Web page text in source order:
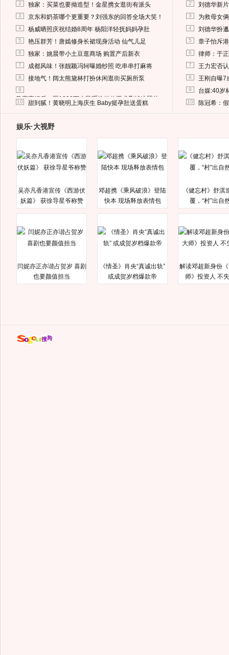
2 独家：买菜也要拗造型！金星携女逛街有派头
3 京东和奶茶哪个更重要？刘强东的回答全场大笑！
4 杨威晒照庆祝结婚8周年 杨阳洋轻抚妈妈孕肚
5 艳压群芳！唐嫣修身长裙现身活动 仙气儿足
6 独家：姚晨带小土豆逛商场 购置产后新衣
7 成都风味！张靓颖冯轲曝婚纱照 吃串串打麻将
8 接地气！阔太熊黛林打扮休闲逛街买厕所泵
9
马蓉离婚后，砸1000万人民币给媒体要求删掉这照片
10 甜到腻！黄晓明上海庆生 Baby挺孕肚送蛋糕
2 刘德华新
3 为救母女
4 刘德华扮
5 章子怡斥
6 律师：于
7 王力宏否
8 王刚自曝7
9 台媒:40岁
10 陈冠希：
娱乐·大视野
吴亦凡香港宣传《西游伏
妖篇》 获徐导星爷称赞
邓超携《乘风破浪》登陆
快本 现场释放表情包
《健忘村》舒淇
覆，“村”出自
闫妮亦正亦谐占贺岁 喜剧
也要颜值担当
《情圣》肖央“真诚出轨”
或成贺岁档爆款帝
解读邓超新身份
师》投资人 不